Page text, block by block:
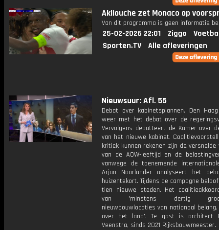
Akliouche zet Monaco op
Van dit programma is geen informatie
25-02-2026 22:01 Ziggo
Sporten.TV
Alle afleveringen
Nieuwsuur: Afl. 55
Debat over kabinetsplannen. Den
weer met het debat over de
Vervolgens debatteert de Kamer over
van het nieuwe kabinet.
kritiek kunnen rekenen zijn de versnelde
van de AOW-leeftijd en de
vanwege de toenemende
Arjan Noorlander analyseert het
huizentekort. Tijdens de campagne
tien nieuwe steden. Het
van 'minstens dertig
nieuwbouwlocaties van nationaal
over het land'. Te gast is architect
Veenstra, sinds 2021 Rijksbouwmeester.